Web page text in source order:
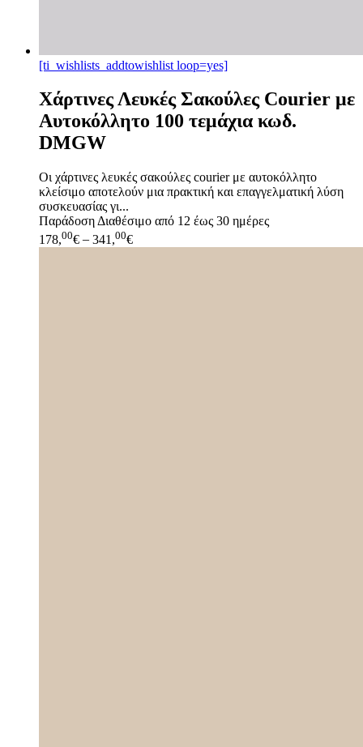
[ti_wishlists_addtowishlist loop=yes]
Χάρτινες Λευκές Σακούλες Courier με
Αυτοκόλλητο 100 τεμάχια κωδ.
DMGW
Οι χάρτινες λευκές σακούλες courier με αυτοκόλλητο
κλείσιμο αποτελούν μια πρακτική και επαγγελματική λύση
συσκευασίας γι...
Παράδοση Διαθέσιμο από 12 έως 30 ημέρες
178,00€ – 341,00€